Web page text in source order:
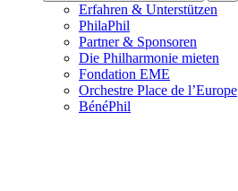
Erfahren & Unterstützen
PhilaPhil
Partner & Sponsoren
Die Philharmonie mieten
Fondation EME
Orchestre Place de l’Europe
BénéPhil